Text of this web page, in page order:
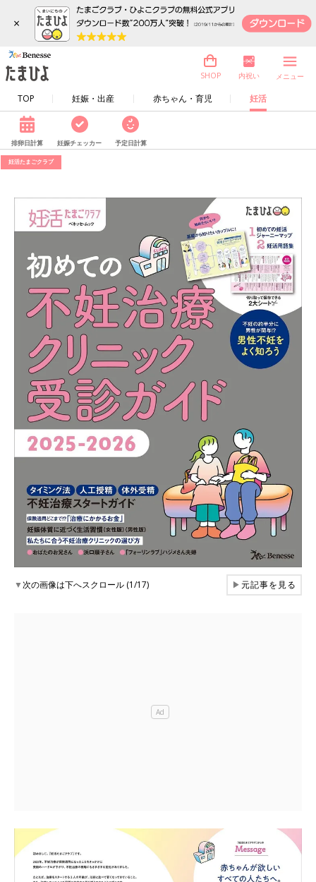
×
TOP 妊娠・出産 赤ちゃん・育児 妊活
SHOP 内祝い メニュー
排卵日計算 妊娠チェッカー 予定日計算
妊活たまごクラブ
▼次の画像は下へスクロール (1/17) ▶元記事を見る